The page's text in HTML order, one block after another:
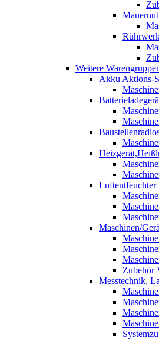
Weitere
Akku Aktions-
Luftentfeuchter
Maschinen/
Zubehör
Messtechnik,